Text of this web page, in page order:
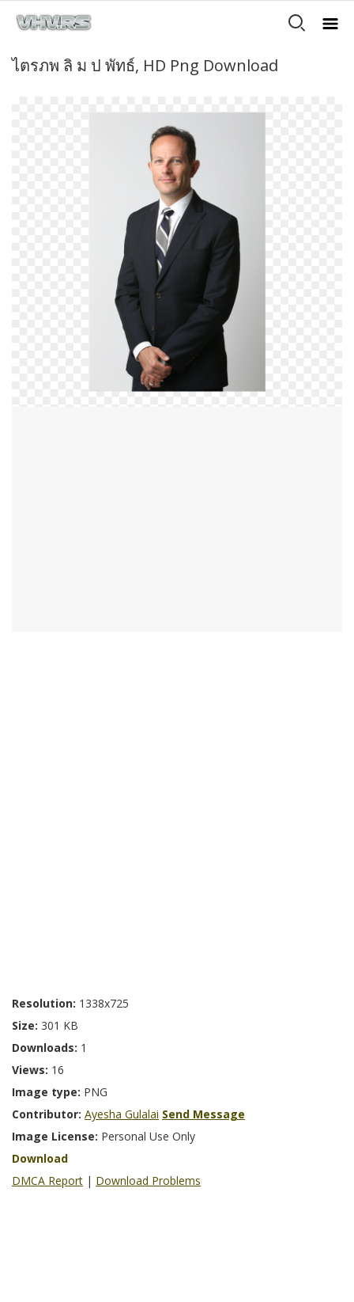
ไตรภพ ลิ ม ป พัทธ์, HD Png Download
Resolution: 1338x725
Size: 301 KB
Downloads: 1
Views: 16
Image type: PNG
Contributor: Ayesha Gulalai Send Message
Image License: Personal Use Only
Download
DMCA Report | Download Problems